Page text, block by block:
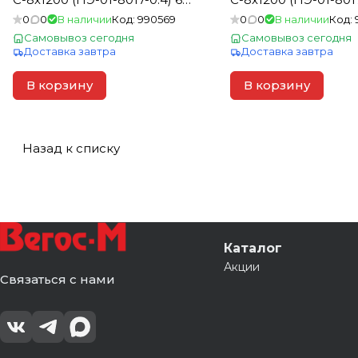
шоколадно-коричневый
(1шт=7,2м2)
0 0 В наличииКод: 990569
Самовывоз сегодня
Доставка завтра
В корзину
шоколадно-
(1шт=2,4м2)
0 0 В наличииКод:
Самовывоз сегодня
Доставка завтра
В корзину
Назад к списку
Связаться с нами
Каталог
Акции